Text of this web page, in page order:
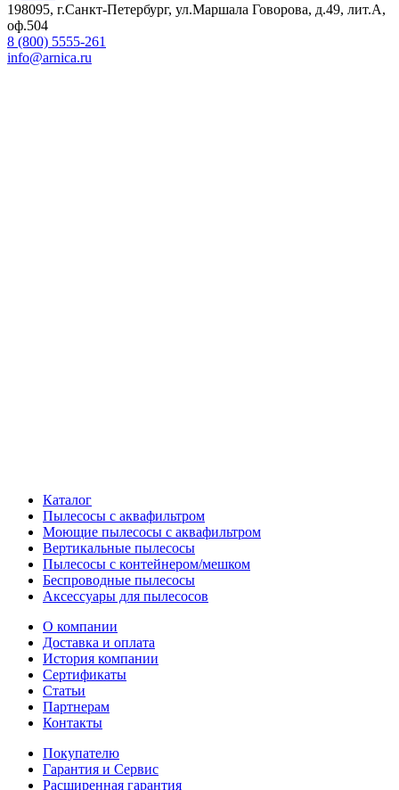
198095, г.Санкт-Петербург, ул.Маршала Говорова, д.49, лит.А,
оф.504
8 (800) 5555-261
info@arnica.ru
Каталог
Пылесосы с аквафильтром
Моющие пылесосы с аквафильтром
Вертикальные пылесосы
Пылесосы с контейнером/мешком
Беспроводные пылесосы
Аксессуары для пылесосов
О компании
Доставка и оплата
История компании
Сертификаты
Статьи
Партнерам
Контакты
Покупателю
Гарантия и Сервис
Расширенная гарантия